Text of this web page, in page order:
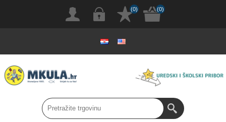
(0) (0)